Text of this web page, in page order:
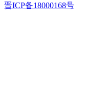
晋ICP备18000168号